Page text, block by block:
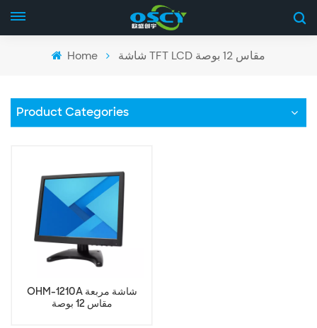
Home شاشة TFT LCD مقاس 12 بوصة
Product Categories
OHM-1210A شاشة مربعة
مقاس 12 بوصة